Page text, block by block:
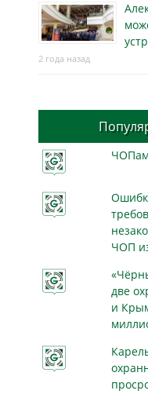
2 года назад
ЧОП
две
и